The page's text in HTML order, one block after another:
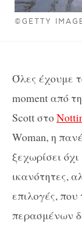
©GETTY
Όλες έχουμε
moment από τη
Scott στο
Woman, η
ξεχωρίσει όχι
ικανότητες,
επιλογές, που
περασμένων